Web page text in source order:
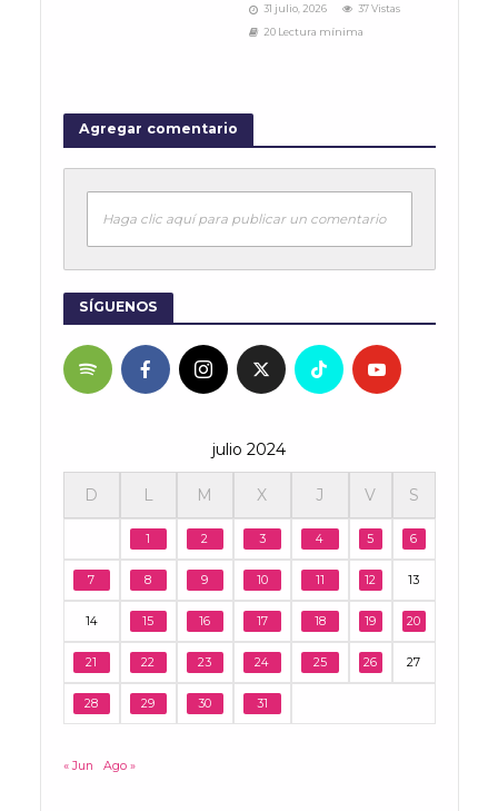
31 julio, 2026
37 Vistas
20 Lectura mínima
Agregar comentario
Haga clic aquí para publicar un comentario
SÍGUENOS
julio 2024
D L M X J V S
1 2 3 4 5 6
7 8 9 10 11 12 13
14 15 16 17 18 19 20
21 22 23 24 25 26 27
28 29 30 31
« Jun Ago »